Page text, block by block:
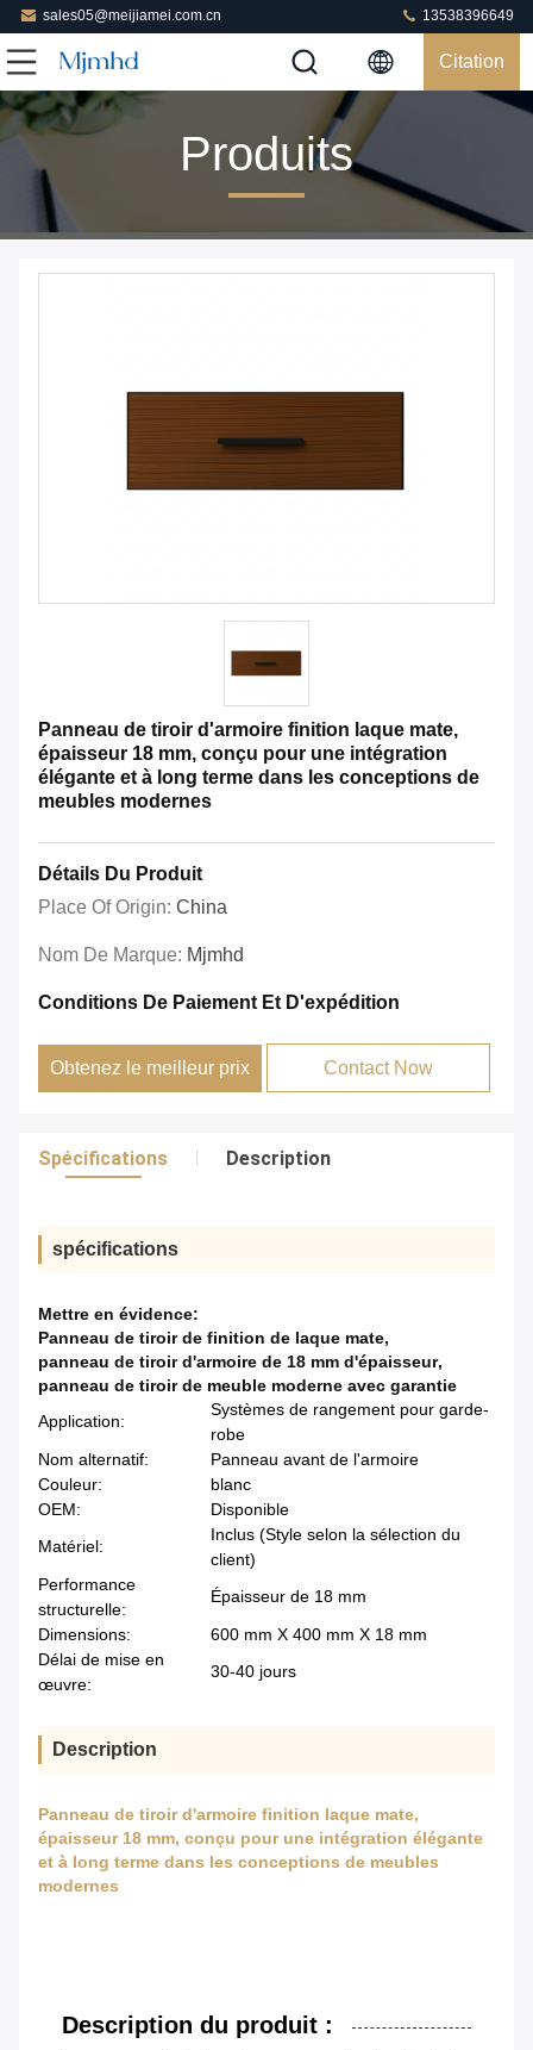
sales05@meijiamei.com.cn 13538396649
Citation
Produits
Panneau de tiroir d'armoire finition laque mate,
épaisseur 18 mm, conçu pour une intégration
élégante et à long terme dans les conceptions de
meubles modernes
Détails Du Produit
Place Of Origin: China
Nom De Marque: Mjmhd
Conditions De Paiement Et D'expédition
Obtenez le meilleur prix Contact Now
Spécifications Description
spécifications
Mettre en évidence:
Panneau de tiroir de finition de laque mate,
panneau de tiroir d'armoire de 18 mm d'épaisseur,
panneau de tiroir de meuble moderne avec garantie
Application:
Systèmes de rangement pour garde-
robe
Nom alternatif:
Panneau avant de l'armoire
Couleur:
blanc
OEM:
Disponible
Matériel:
Inclus (Style selon la sélection du
client)
Performance
structurelle:
Épaisseur de 18 mm
Dimensions:
600 mm X 400 mm X 18 mm
Délai de mise en
œuvre:
30-40 jours
Description
Panneau de tiroir d'armoire finition laque mate,
épaisseur 18 mm, conçu pour une intégration élégante
et à long terme dans les conceptions de meubles
modernes
Description du produit :